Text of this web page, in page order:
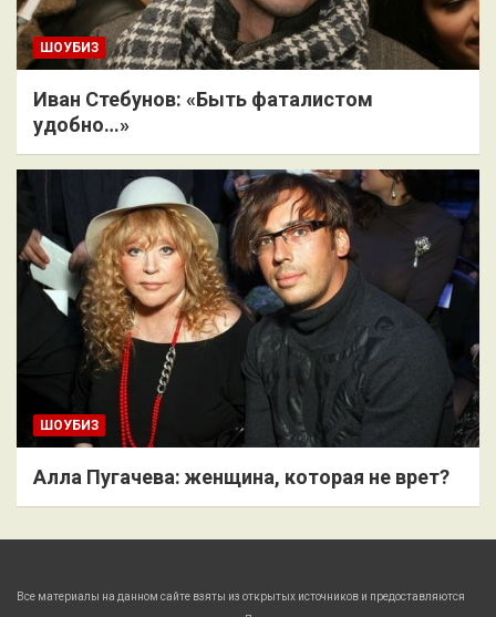
ШОУБИЗ
Иван Стебунов: «Быть фаталистом
удобно…»
ШОУБИЗ
Алла Пугачева: женщина, которая не врет?
Все материалы на данном сайте взяты из открытых источников и предоставляются